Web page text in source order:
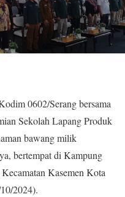
0602/Serang bersama
Sekolah Lapang Produk
bawang milik
bertempat di Kampung
Kasemen Kota
2024).